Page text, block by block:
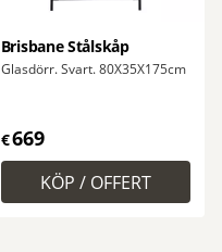
Brisbane Stålskåp
Glasdörr. Svart. 80X35X175cm
€669